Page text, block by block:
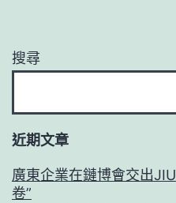
搜尋
近期文章
廣東企業在鏈博會交出
卷”